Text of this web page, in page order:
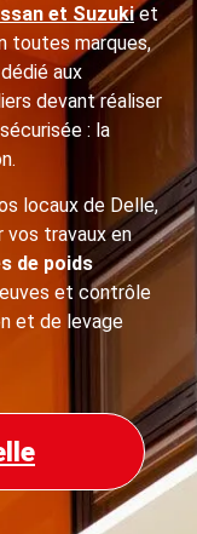
et Suzukiet
toutes marques,
aux
devant réaliser
: la
locaux de Delle,
vos travaux en
de poids
et contrôle
et de levage